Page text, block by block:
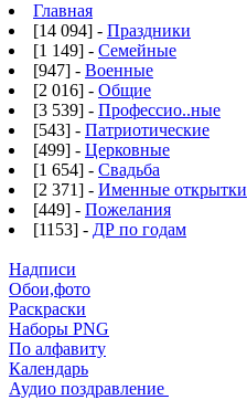
Главная
[14 094] - Праздники
[1 149] - Семейные
[947] - Военные
[2 016] - Общие
[3 539] - Профессио..ные
[543] - Патриотические
[499] - Церковные
[1 654] - Свадьба
[2 371] - Именные открытки
[449] - Пожелания
[1153] - ДР по годам
Надписи
Обои,фото
Раскраски
Наборы PNG
По алфавиту
Календарь
Аудио поздравление